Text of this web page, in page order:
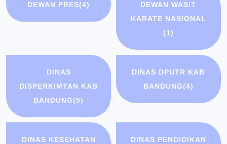
DEWAN PRES(4)
DEWAN WASIT
KARATE NASIONAL
(1)
DINAS
DISPERKIMTAN KAB
BANDUNG(5)
DINAS DPUTR KAB
BANDUNG(4)
DINAS KESEHATAN
DINAS PENDIDIKAN